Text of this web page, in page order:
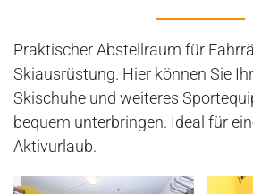
Praktischer Abstellraum für
Skiausrüstung. Hier können Sie
Skischuhe und weiteres
bequem unterbringen. Ideal für
Aktivurlaub.